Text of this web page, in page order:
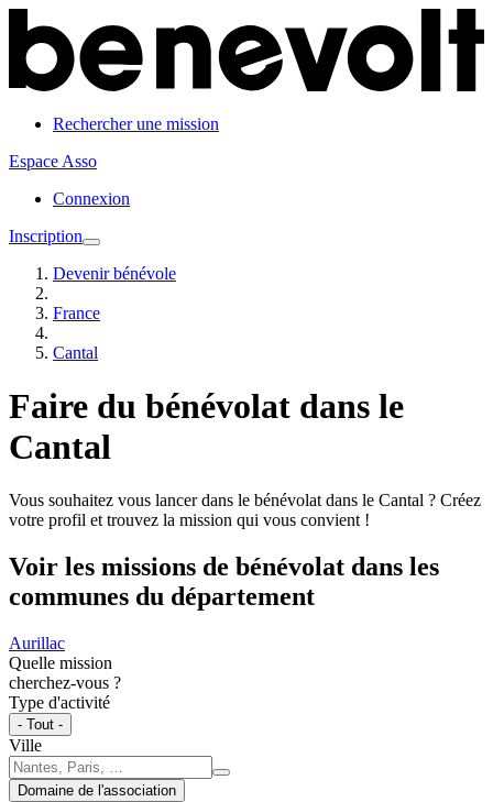
Rechercher une mission
Espace Asso
Connexion
Inscription
Devenir bénévole
France
Cantal
Faire du bénévolat dans le
Cantal
Vous souhaitez vous lancer dans le bénévolat dans le Cantal ? Créez
votre profil et trouvez la mission qui vous convient !
Voir les missions de bénévolat dans les
communes du département
Aurillac
Quelle mission
cherchez-vous ?
Type d'activité
- Tout -
Ville
Domaine de l'association